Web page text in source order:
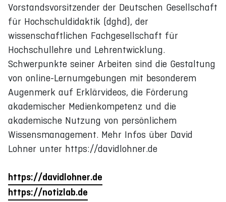
Vorstandsvorsitzender der Deutschen Gesellschaft
für Hochschuldidaktik (dghd), der
wissenschaftlichen Fachgesellschaft für
Hochschullehre und Lehrentwicklung.
Schwerpunkte seiner Arbeiten sind die Gestaltung
von online-Lernumgebungen mit besonderem
Augenmerk auf Erklärvideos, die Förderung
akademischer Medienkompetenz und die
akademische Nutzung von persönlichem
Wissensmanagement. Mehr Infos über David
Lohner unter https://davidlohner.de
https://davidlohner.de
https://notizlab.de